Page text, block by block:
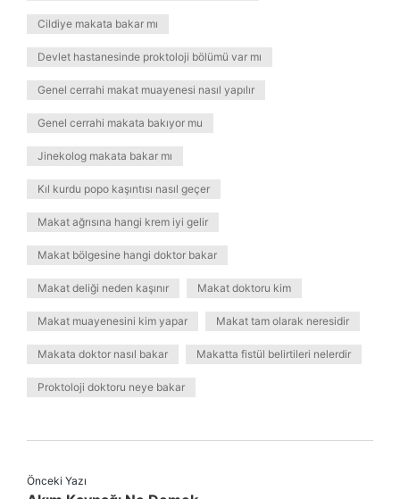
Cildiye makata bakar mı
Devlet hastanesinde proktoloji bölümü var mı
Genel cerrahi makat muayenesi nasıl yapılır
Genel cerrahi makata bakıyor mu
Jinekolog makata bakar mı
Kıl kurdu popo kaşıntısı nasıl geçer
Makat ağrısına hangi krem iyi gelir
Makat bölgesine hangi doktor bakar
Makat deliği neden kaşınır Makat doktoru kim
Makat muayenesini kim yapar Makat tam olarak neresidir
Makata doktor nasıl bakar Makatta fistül belirtileri nelerdir
Proktoloji doktoru neye bakar
Önceki Yazı